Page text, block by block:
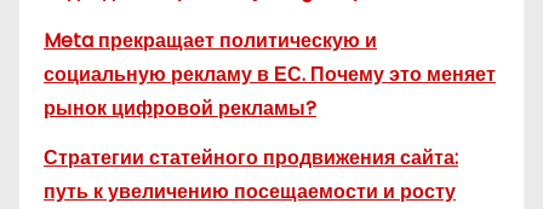
Meta прекращает политическую и
социальную рекламу в ЕС. Почему это меняет
рынок цифровой рекламы?
Стратегии статейного продвижения сайта:
путь к увеличению посещаемости и росту